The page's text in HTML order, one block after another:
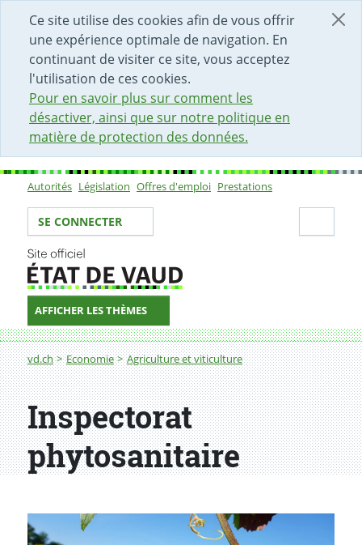
Ce site utilise des cookies afin de vous offrir
une expérience optimale de navigation. En
continuant de visiter ce site, vous acceptez
l'utilisation de ces cookies.
Pour en savoir plus sur comment les
désactiver, ainsi que sur notre politique en
matière de protection des données.
DÉBUT DU CONTENU DE LA PAGE
ACCÈS AU CHAMP DE RECHERCHE
PAGE D'ACCUEIL
FORMULAIRE DE CONTACT
Sous-navigation
Autorités Législation Offres d'emploi Prestations
Votre identité
SE CONNECTER
AFFICHER LES THÈMES
Fil d'Ariane
vd.ch Economie Agriculture et viticulture
Inspectorat phytosanitaire
Inspectorat
phytosanitaire